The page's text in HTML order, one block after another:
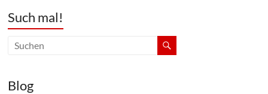
Such mal!
Blog